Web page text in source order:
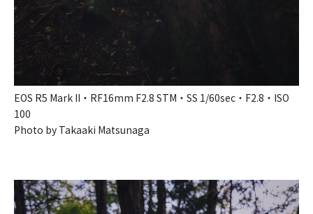
EOS R5 Mark II・RF16mm F2.8 STM・SS 1/60sec・F2.8・ISO
100
Photo by Takaaki Matsunaga